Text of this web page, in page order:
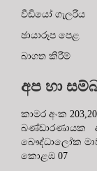
වීඩියෝ ගැලරිය
ඡායාරූප පෙළ
බාගත කිරීම්
අප හා
කාමර අංක
බණ්ඩාරණායක
බෞද්ධාලෝක
කොළඹ 07